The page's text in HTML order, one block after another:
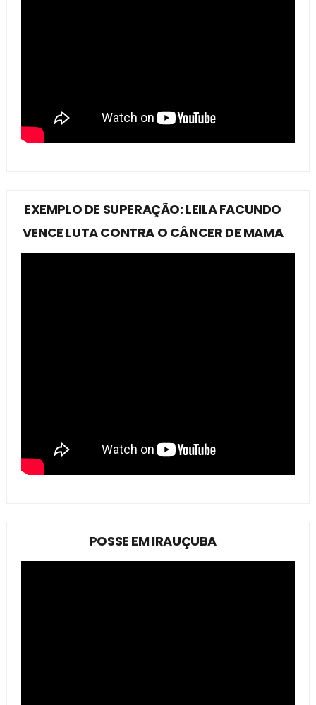
EXEMPLO DE SUPERAÇÃO: LEILA FACUNDO
VENCE LUTA CONTRA O CÂNCER DE MAMA
POSSE EM IRAUÇUBA